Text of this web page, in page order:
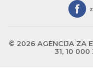
© 2026 AGENCIJA ZA
31, 10 000